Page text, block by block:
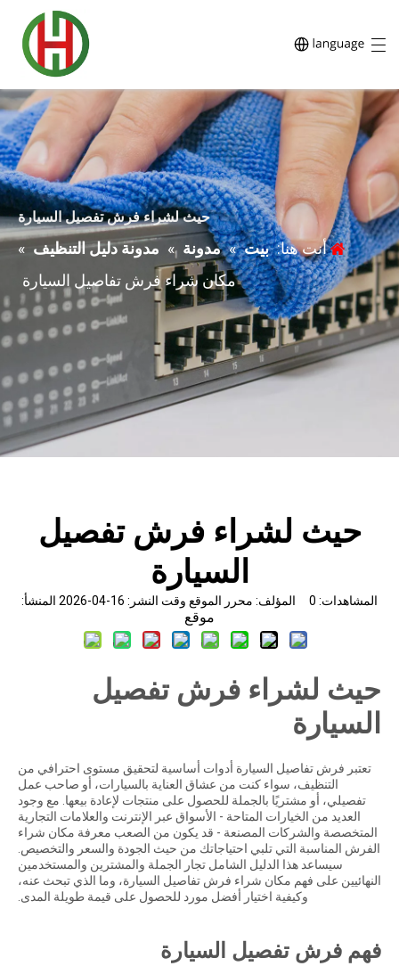
حيث لشراء فرش تفصيل السيارة
أنت هنا: بيت » مدونة » مدونة دليل التنظيف »
مكان شراء فرش تفاصيل السيارة
حيث لشراء فرش تفصيل
السيارة
المشاهدات: 0 المؤلف: محرر الموقع وقت النشر: 16-04-2026 المنشأ:
موقع
حيث لشراء فرش تفصيل
السيارة
تعتبر فرش تفاصيل السيارة أدوات أساسية لتحقيق مستوى احترافي من
التنظيف، سواء كنت من عشاق العناية بالسيارات، أو صاحب عمل
تفصيلي، أو مشتريًا بالجملة للحصول على منتجات لإعادة بيعها. مع وجود
العديد من الخيارات المتاحة - الأسواق عبر الإنترنت والعلامات التجارية
المتخصصة والشركات المصنعة - قد يكون من الصعب معرفة مكان شراء
الفرش المناسبة التي تلبي احتياجاتك من حيث الجودة والسعر والتخصيص.
سيساعد هذا الدليل الشامل تجار الجملة والمشترين والمستخدمين
النهائيين على فهم مكان شراء فرش تفاصيل السيارة، وما الذي تبحث عنه،
وكيفية اختيار أفضل مورد للحصول على قيمة طويلة المدى.
فهم فرش تفصيل السيارة